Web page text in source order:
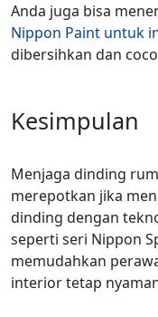
Anda juga bisa
Nippon Paint untuk
dibersihkan dan
Kesimpulan
Menjaga dinding
merepotkan jika
dinding dengan
seperti seri Nippon
memudahkan
interior tetap